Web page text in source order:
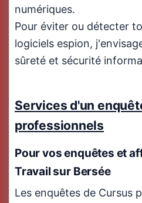
numériques.
Pour éviter ou détecter
logiciels espion,
sûreté et sécurité
Services d'un
professionnels
Pour vos enquêtes et
Travailsur Bersée
Les enquêtes de Cursus